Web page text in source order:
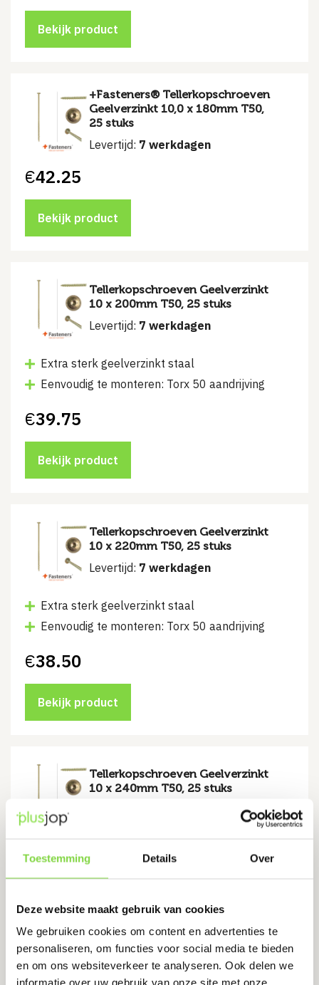
Toestemming Details Over
Deze website maakt gebruik van cookies
We gebruiken cookies om content en advertenties te
personaliseren, om functies voor social media te bieden
en om ons websiteverkeer te analyseren. Ook delen we
informatie over uw gebruik van onze site met onze
Bekijk product
+Fasteners® Tellerkopschroeven
Geelverzinkt 10,0 x 180mm T50,
25 stuks
Levertijd: 7 werkdagen
€42.25
Bekijk product
Tellerkopschroeven Geelverzinkt
10 x 200mm T50, 25 stuks
Levertijd: 7 werkdagen
Extra sterk geelverzinkt staal
Eenvoudig te monteren: Torx 50 aandrijving
€39.75
Bekijk product
Tellerkopschroeven Geelverzinkt
10 x 220mm T50, 25 stuks
Levertijd: 7 werkdagen
Extra sterk geelverzinkt staal
Eenvoudig te monteren: Torx 50 aandrijving
€38.50
Bekijk product
Tellerkopschroeven Geelverzinkt
10 x 240mm T50, 25 stuks
Eenvoudig te monteren: Torx 50 aandrijving
€48.75
Bekijk product